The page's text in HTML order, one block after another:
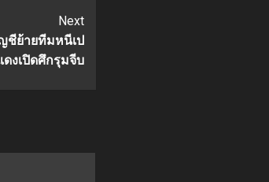
Next
ชีย้ายทีมหนีเป
งเปิดศึกรุมจีบ